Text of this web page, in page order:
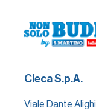
Cleca S.p.A.
Viale Dante